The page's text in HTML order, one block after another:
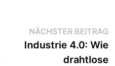
NÄCHSTER BEITRAG
Industrie 4.0: Wie
drahtlose